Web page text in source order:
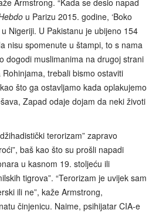
u Parizu 2015. godine, ‘Boko
Nigeriji. U Pakistanu je ubijeno 154
nisu spomenute u štampi, to s nama
dogodi muslimanima na drugoj strani
trebali bismo ostaviti
što ga ostavljamo kada oplakujemo
Zapad odaje dojam da neki životi
terorizam” zapravo
baš kao što su prošli napadi
u kasnom 19. stoljeću ili
tigrova”. “Terorizam je uvijek sam
ili ne”, kaže Armstrong,
činjenicu. Naime, psihijatar CIA-e